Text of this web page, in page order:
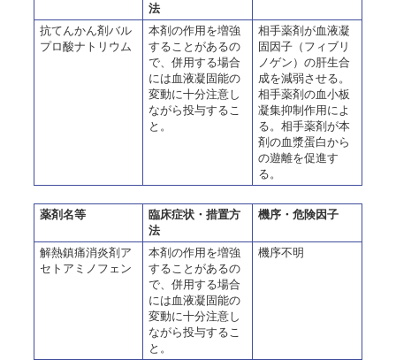
法
抗てんかん剤バル
プロ酸ナトリウム
本剤の作用を増強
することがあるの
で、併用する場合
には血液凝固能の
変動に十分注意し
ながら投与するこ
と。
相手薬剤が血液凝
固因子（フィブリ
ノゲン）の肝生合
成を減弱させる。
相手薬剤の血小板
凝集抑制作用によ
る。相手薬剤が本
剤の血漿蛋白から
の遊離を促進す
る。
薬剤名等
臨床症状・措置方
法
機序・危険因子
解熱鎮痛消炎剤ア
セトアミノフェン
本剤の作用を増強
することがあるの
で、併用する場合
には血液凝固能の
変動に十分注意し
ながら投与するこ
と。
機序不明